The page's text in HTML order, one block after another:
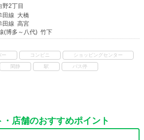
野2丁目
田線 大橋
田線 高宮
(博多～八代) 竹下
ー コンビニ ショッピングセンター
閑静 駅 バス停
・店舗のおすすめポイント